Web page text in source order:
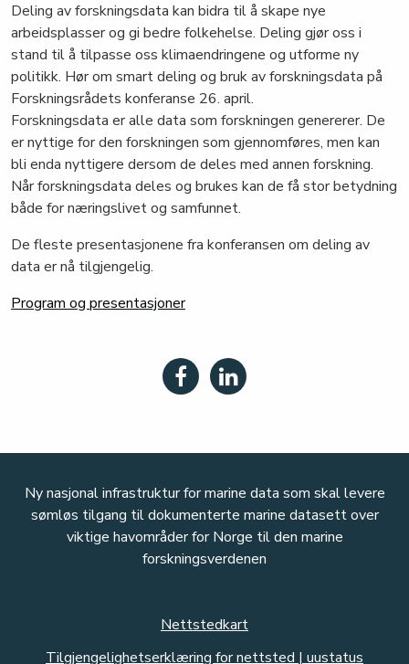
Deling av forskningsdata kan bidra til å skape nye
arbeidsplasser og gi bedre folkehelse. Deling gjør oss i
stand til å tilpasse oss klimaendringene og utforme ny
politikk. Hør om smart deling og bruk av forskningsdata på
Forskningsrådets konferanse 26. april.
Forskningsdata er alle data som forskningen genererer. De
er nyttige for den forskningen som gjennomføres, men kan
bli enda nyttigere dersom de deles med annen forskning.
Når forskningsdata deles og brukes kan de få stor betydning
både for næringslivet og samfunnet.
De fleste presentasjonene fra konferansen om deling av
data er nå tilgjengelig.
Program og presentasjoner
Ny nasjonal infrastruktur for marine data som skal levere
sømløs tilgang til dokumenterte marine datasett over
viktige havområder for Norge til den marine
forskningsverdenen
Nettstedkart
Tilgjengelighetserklæring for nettsted | uustatus